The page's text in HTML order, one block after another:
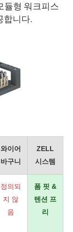
듈형 워크피스
합니다.
와이어
바구니
ZELL
시스템
정의되
지 않
음
폼 핏 &
텐션 프
리